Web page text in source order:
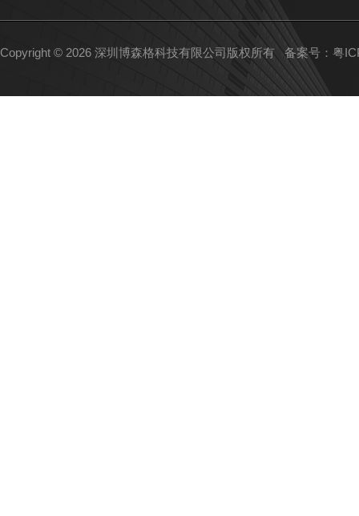
Copyright © 2026 深圳博森格科技有限公司版权所有备案号：粤